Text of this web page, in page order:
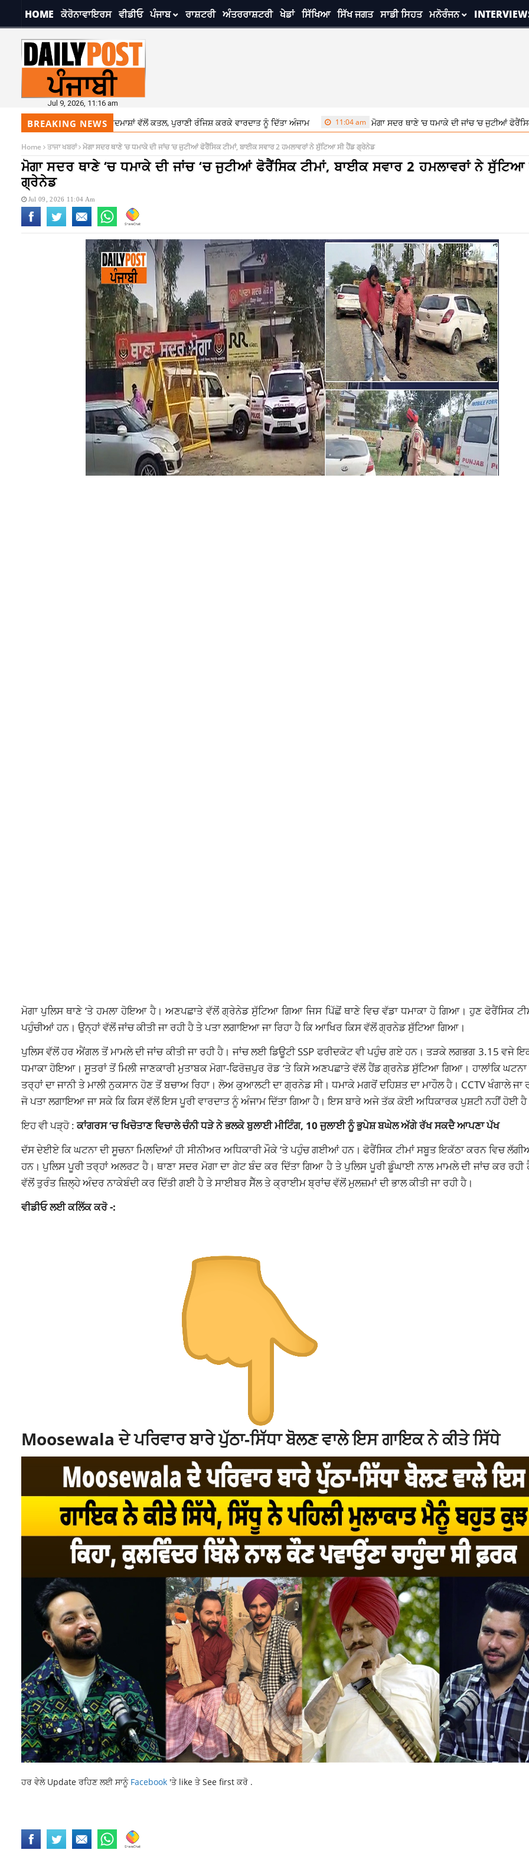
HOME ਕੋਰੋਨਾਵਾਇਰਸ ਵੀਡੀਓ ਪੰਜਾਬ ਰਾਸ਼ਟਰੀ ਅੰਤਰਰਾਸ਼ਟਰੀ ਖੇਡਾਂ ਸਿੱਖਿਆ ਸਿੱਖ ਜਗਤ ਸਾਡੀ ਸਿਹਤ ਮਨੋਰੰਜਨ
Jul 9, 2026, 11:16 am
BREAKING NEWS
ਦਾ ਬਾਈਕ ਸਵਾਰ ਬਦਮਾਸ਼ਾਂ ਵੱਲੋਂ ਕਤਲ, ਪੁਰਾਣੀ ਰੰਜਿਸ਼ ਕਰਕੇ ਵਾਰਦਾਤ ਨੂੰ ਦਿੱਤਾ ਅੰਜਾਮ 11:04 am ਮੋਗਾ ਸਦਰ ਥਾਣੇ ‘ਚ ਧਮਾਕੇ ਦੀ ਜਾਂਚ ‘ਚ ਜੁਟੀਆਂ ਫੋਰੈਂਸਿਕ ਟੀਮਾਂ,
Home ਤਾਜਾ ਖਬਰਾਂ ਮੋਗਾ ਸਦਰ ਥਾਣੇ ‘ਚ ਧਮਾਕੇ ਦੀ ਜਾਂਚ ‘ਚ ਜੁਟੀਆਂ ਫੋਰੈਂਸਿਕ ਟੀਮਾਂ, ਬਾਈਕ ਸਵਾਰ 2 ਹਮਲਾਵਰਾਂ ਨੇ ਸੁੱਟਿਆ ਸੀ ਹੈਂਡ ਗ੍ਰੇਨੇਡ
ਮੋਗਾ ਸਦਰ ਥਾਣੇ ‘ਚ ਧਮਾਕੇ ਦੀ ਜਾਂਚ ‘ਚ ਜੁਟੀਆਂ ਫੋਰੈਂਸਿਕ ਟੀਮਾਂ, ਬਾਈਕ ਸਵਾਰ 2 ਹਮਲਾਵਰਾਂ ਨੇ ਸੁੱਟਿਆ
ਗ੍ਰੇਨੇਡ
Jul 09, 2026 11:04 Am
ਮੋਗਾ ਪੁਲਿਸ ਥਾਣੇ ‘ਤੇ ਹਮਲਾ ਹੋਇਆ ਹੈ। ਅਣਪਛਾਤੇ ਵੱਲੋਂ ਗ੍ਰੇਨੇਡ ਸੁੱਟਿਆ ਗਿਆ ਜਿਸ ਪਿੱਛੋਂ ਥਾਣੇ ਵਿਚ ਵੱਡਾ ਧਮਾਕਾ ਹੋ ਗਿਆ। ਹੁਣ ਫੋਰੈਂਸਿਕ
ਪਹੁੰਚੀਆਂ ਹਨ। ਉਨ੍ਹਾਂ ਵੱਲੋਂ ਜਾਂਚ ਕੀਤੀ ਜਾ ਰਹੀ ਹੈ ਤੇ ਪਤਾ ਲਗਾਇਆ ਜਾ ਰਿਹਾ ਹੈ ਕਿ ਆਖਿਰ ਕਿਸ ਵੱਲੋਂ ਗ੍ਰਨੇਡ ਸੁੱਟਿਆ ਗਿਆ।
ਪੁਲਿਸ ਵੱਲੋਂ ਹਰ ਐਂਗਲ ਤੋਂ ਮਾਮਲੇ ਦੀ ਜਾਂਚ ਕੀਤੀ ਜਾ ਰਹੀ ਹੈ। ਜਾਂਚ ਲਈ ਡਿਊਟੀ SSP ਫਰੀਦਕੋਟ ਵੀ ਪਹੁੰਚ ਗਏ ਹਨ। ਤੜਕੇ ਲਗਭਗ 3.15 ਵਜੇ
ਧਮਾਕਾ ਹੋਇਆ। ਸੂਤਰਾਂ ਤੋਂ ਮਿਲੀ ਜਾਣਕਾਰੀ ਮੁਤਾਬਕ ਮੋਗਾ-ਫਿਰੋਜ਼ਪੁਰ ਰੋਡ ‘ਤੇ ਕਿਸੇ ਅਣਪਛਾਤੇ ਵੱਲੋਂ ਹੈਂਡ ਗ੍ਰਨੇਡ ਸੁੱਟਿਆ ਗਿਆ। ਹਾਲਾਂਕਿ ਘਟਨਾ
ਤਰ੍ਹਾਂ ਦਾ ਜਾਨੀ ਤੇ ਮਾਲੀ ਨੁਕਸਾਨ ਹੋਣ ਤੋਂ ਬਚਾਅ ਰਿਹਾ। ਲੋਅ ਕੁਆਲਟੀ ਦਾ ਗ੍ਰਨੇਡ ਸੀ। ਧਮਾਕੇ ਮਗਰੋਂ ਦਹਿਸ਼ਤ ਦਾ ਮਾਹੌਲ ਹੈ। CCTV ਖੰਗਾਲੇ ਜਾ
ਜੋ ਪਤਾ ਲਗਾਇਆ ਜਾ ਸਕੇ ਕਿ ਕਿਸ ਵੱਲੋਂ ਇਸ ਪੂਰੀ ਵਾਰਦਾਤ ਨੂੰ ਅੰਜਾਮ ਦਿੱਤਾ ਗਿਆ ਹੈ। ਇਸ ਬਾਰੇ ਅਜੇ ਤੱਕ ਕੋਈ ਅਧਿਕਾਰਕ ਪੁਸ਼ਟੀ ਨਹੀਂ ਹੋਈ
ਇਹ ਵੀ ਪੜ੍ਹੋ :ਕਾਂਗਰਸ ‘ਚ ਖਿਚੋਤਾਣ ਵਿਚਾਲੇ ਚੰਨੀ ਧੜੇ ਨੇ ਭਲਕੇ ਬੁਲਾਈ ਮੀਟਿੰਗ, 10 ਜੁਲਾਈ ਨੂੰ ਭੁਪੇਸ਼ ਬਘੇਲ ਅੱਗੇ ਰੱਖ ਸਕਦੈ ਆਪਣਾ ਪੱਖ
ਦੱਸ ਦੇਈਏ ਕਿ ਘਟਨਾ ਦੀ ਸੂਚਨਾ ਮਿਲਦਿਆਂ ਹੀ ਸੀਨੀਅਰ ਅਧਿਕਾਰੀ ਮੌਕੇ ‘ਤੇ ਪਹੁੰਚ ਗਈਆਂ ਹਨ। ਫੋਰੈਂਸਿਕ ਟੀਮਾਂ ਸਬੂਤ ਇਕੱਠਾ ਕਰਨ ਵਿਚ
ਹਨ। ਪੁਲਿਸ ਪੂਰੀ ਤਰ੍ਹਾਂ ਅਲਰਟ ਹੈ। ਥਾਣਾ ਸਦਰ ਮੋਗਾ ਦਾ ਗੇਟ ਬੰਦ ਕਰ ਦਿੱਤਾ ਗਿਆ ਹੈ ਤੇ ਪੁਲਿਸ ਪੂਰੀ ਡੂੰਘਾਈ ਨਾਲ ਮਾਮਲੇ ਦੀ ਜਾਂਚ ਕਰ ਰਹੀ
ਵੱਲੋਂ ਤੁਰੰਤ ਜ਼ਿਲ੍ਹੇ ਅੰਦਰ ਨਾਕੇਬੰਦੀ ਕਰ ਦਿੱਤੀ ਗਈ ਹੈ ਤੇ ਸਾਈਬਰ ਸੈੱਲ ਤੇ ਕ੍ਰਾਈਮ ਬ੍ਰਾਂਚ ਵੱਲੋਂ ਮੁਲਜ਼ਮਾਂ ਦੀ ਭਾਲ ਕੀਤੀ ਜਾ ਰਹੀ ਹੈ।
ਵੀਡੀਓ ਲਈ ਕਲਿੱਕ ਕਰੋ -:
Moosewala ਦੇ ਪਰਿਵਾਰ ਬਾਰੇ ਪੁੱਠਾ-ਸਿੱਧਾ ਬੋਲਣ ਵਾਲੇ ਇਸ ਗਾਇਕ ਨੇ ਕੀਤੇ ਸਿੱਧੇ
ਹਰ ਵੇਲੇ Update ਰਹਿਣ ਲਈ ਸਾਨੂੰ Facebook 'ਤੇ like ਤੇ See first ਕਰੋ .